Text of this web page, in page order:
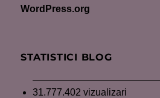
WordPress.org
STATISTICI BLOG
31.777.402 vizualizari